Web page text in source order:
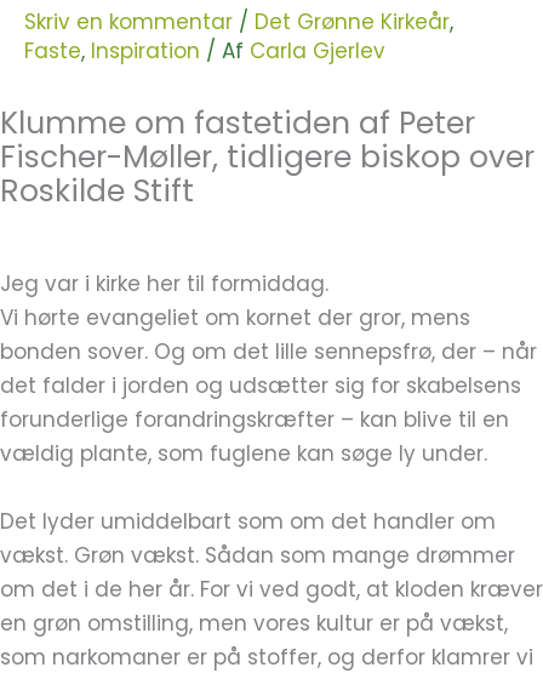
Skriv en kommentar / Det Grønne Kirkeår,
Faste, Inspiration / Af Carla Gjerlev
Klumme om fastetiden af Peter
Fischer-Møller, tidligere biskop over
Roskilde Stift
Jeg var i kirke her til formiddag.
Vi hørte evangeliet om kornet der gror, mens
bonden sover. Og om det lille sennepsfrø, der – når
det falder i jorden og udsætter sig for skabelsens
forunderlige forandringskræfter – kan blive til en
vældig plante, som fuglene kan søge ly under.
Det lyder umiddelbart som om det handler om
vækst. Grøn vækst. Sådan som mange drømmer
om det i de her år. For vi ved godt, at kloden kræver
en grøn omstilling, men vores kultur er på vækst,
som narkomaner er på stoffer, og derfor klamrer vi